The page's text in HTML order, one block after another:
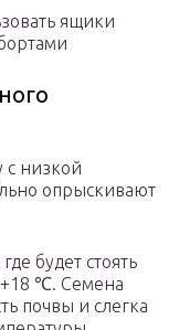
ящики
с низкой
опрыскивают
будет стоять
+18 ℃. Семена
почвы и слегка